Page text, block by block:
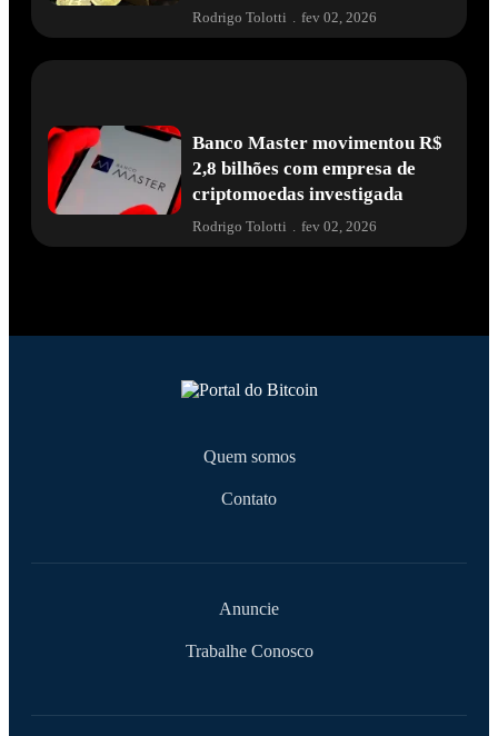
Rodrigo Tolotti . fev 02, 2026
Banco Master movimentou R$
2,8 bilhões com empresa de
criptomoedas investigada
Rodrigo Tolotti fev 02, 2026
Quem somos
Contato
Anuncie
Trabalhe Conosco